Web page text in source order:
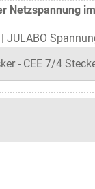
Netzspannung
JULABO